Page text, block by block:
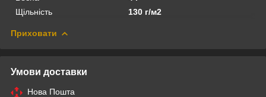
Щільність
130 г/м2
Приховати
Умови доставки
Нова Пошта